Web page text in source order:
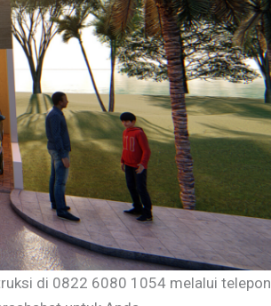
di 0822 6080 1054 melalui telepon